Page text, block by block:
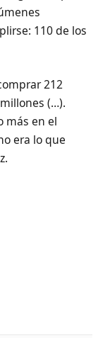
110 de los
212
(…).
más en el
era lo que